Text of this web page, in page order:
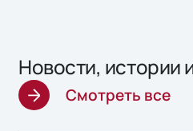
Новости, истории
Смотреть все